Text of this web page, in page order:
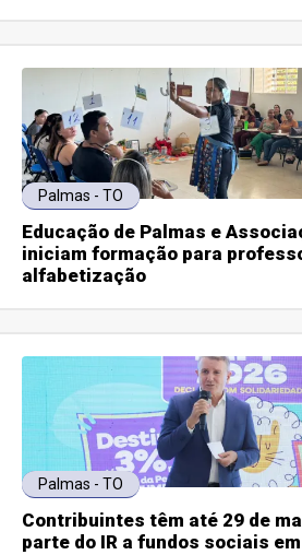
Palmas - TO
Educação de Palmas e
iniciam formação para
alfabetização
Palmas - TO
Contribuintes têm até 29 de
parte do IR a fundos sociais